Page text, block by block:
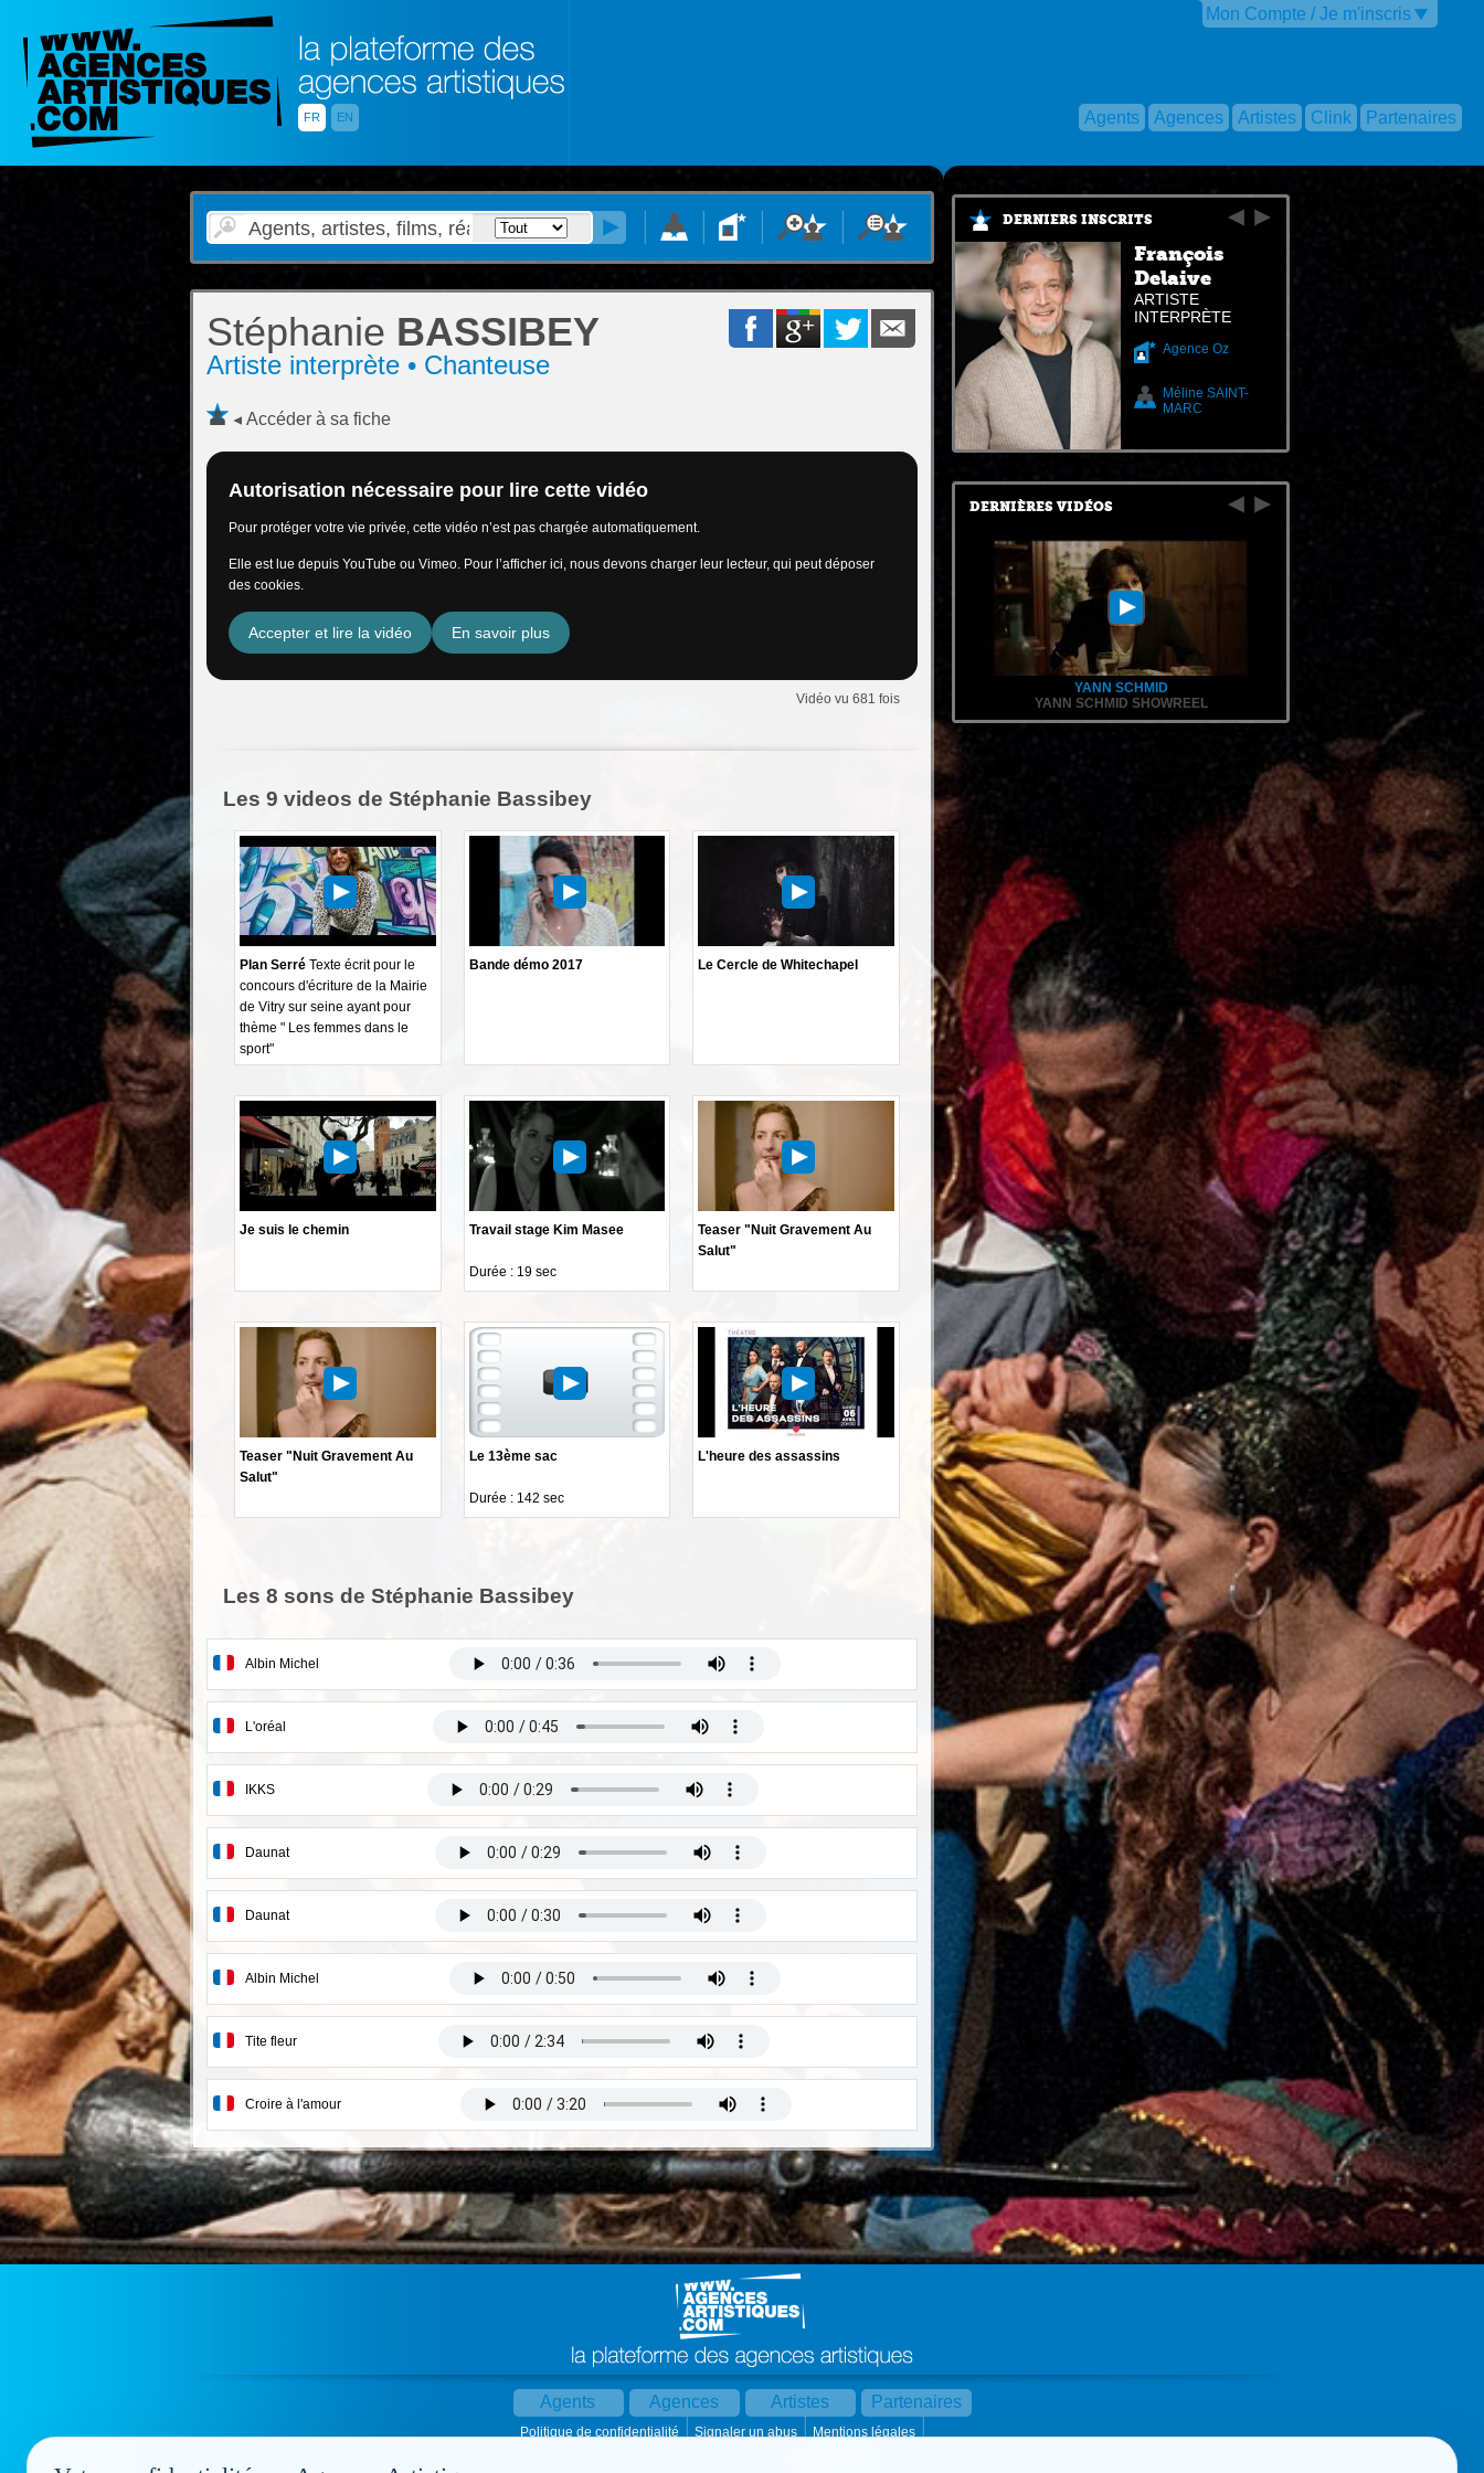
FR EN
Mon Compte / Je m'inscris
Agents Agences Artistes Clink Partenaires
Stéphanie BASSIBEY
Artiste interprète • Chanteuse
Accéder à sa fiche
Autorisation nécessaire pour lire cette vidéo
Pour protéger votre vie privée, cette vidéo n’est pas chargée automatiquement.
Elle est lue depuis YouTube ou Vimeo. Pour l’afficher ici, nous devons charger leur lecteur, qui peut déposer
des cookies.
Accepter et lire la vidéo En savoir plus
Vidéo vu 681 fois
Les 9 videos de Stéphanie Bassibey
Plan Serré Texte écrit pour le
concours d'écriture de la Mairie
de Vitry sur seine ayant pour
thème " Les femmes dans le
sport"
Bande démo 2017 Le Cercle de Whitechapel
Je suis le chemin Travail stage Kim Masee
Durée : 19 sec
Teaser "Nuit Gravement Au
Salut"
Teaser "Nuit Gravement Au
Salut"
Le 13ème sac
Durée : 142 sec
L'heure des assassins
Les 8 sons de Stéphanie Bassibey
Albin Michel
L'oréal
IKKS
Daunat
Daunat
Albin Michel
Tite fleur
Croire à l'amour
DERNIERS INSCRITS
François
Delaive
ARTISTE
INTERPRÈTE
Agence Oz
Méline SAINT-
MARC
DERNIÈRES VIDÉOS
YANN SCHMID
YANN SCHMID SHOWREEL
Agents Agences Artistes Partenaires
Politique de confidentialité Signaler un abus
Mentions légales